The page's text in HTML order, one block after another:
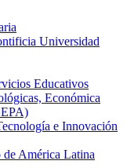
Universidad
Educativos
Económica
e Innovación
América Latina